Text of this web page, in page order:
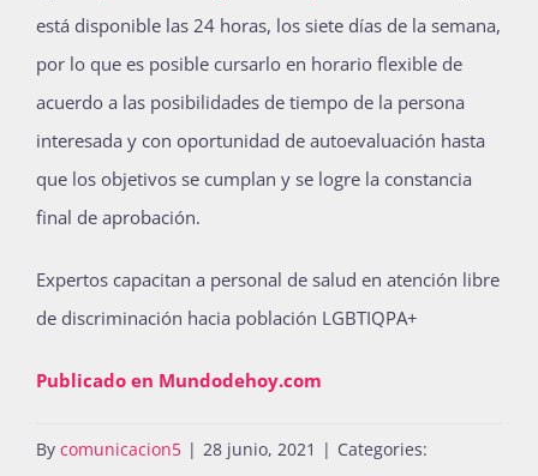
está disponible las 24 horas, los siete días de la semana,
por lo que es posible cursarlo en horario flexible de
acuerdo a las posibilidades de tiempo de la persona
interesada y con oportunidad de autoevaluación hasta
que los objetivos se cumplan y se logre la constancia
final de aprobación.
Expertos capacitan a personal de salud en atención libre
de discriminación hacia población LGBTIQPA+
Publicado en Mundodehoy.com
By comunicacion5 | 28 junio, 2021 | Categories: